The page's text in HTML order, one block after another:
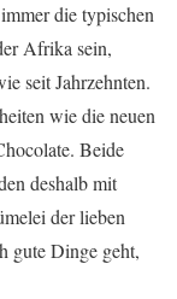
die typischen
Afrika sein,
seit Jahrzehnten.
wie die neuen
Beide
deshalb mit
der lieben
gute Dinge geht,